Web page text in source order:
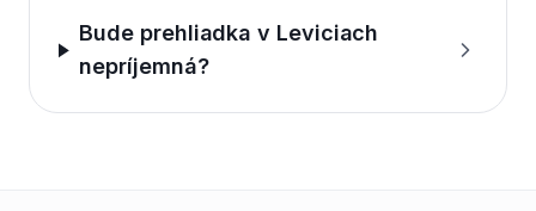
Bude prehliadka v Leviciach
nepríjemná?